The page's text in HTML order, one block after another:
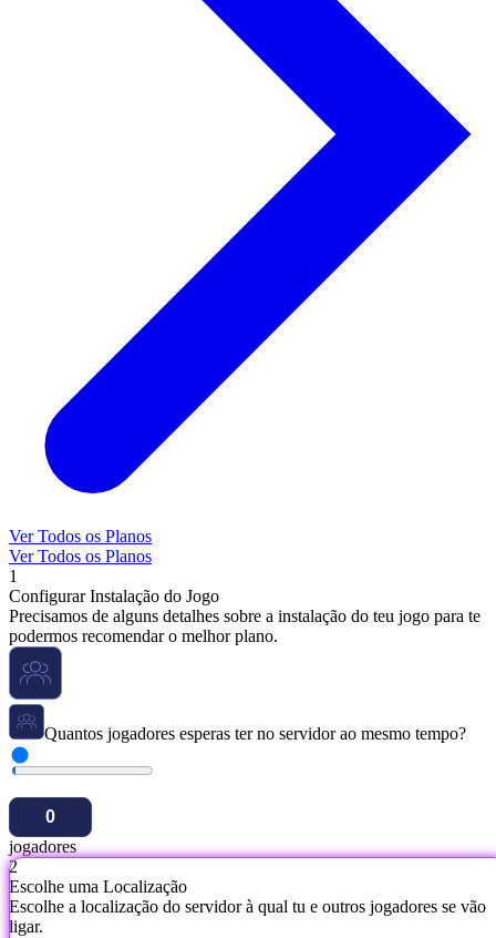
Ver Todos os Planos
Ver Todos os Planos
1
Configurar Instalação do Jogo
Precisamos de alguns detalhes sobre a instalação do teu jogo para te
podermos recomendar o melhor plano.
Quantos jogadores esperas ter no servidor ao mesmo tempo?
jogadores
2
Escolhe uma Localização
Escolhe a localização do servidor à qual tu e outros jogadores se vão
ligar.